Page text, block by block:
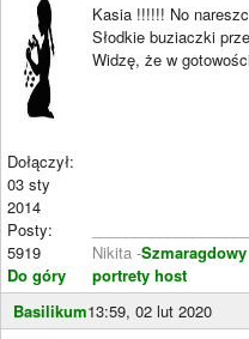
Dołączył:
03 sty
2014
Posty:
5919
Do góry
Kasia !!!!!! No
Słodkie buziaczki
Widzę, że w
Nikita -
portrety host
Basilikum13:59, 02 lut 2020